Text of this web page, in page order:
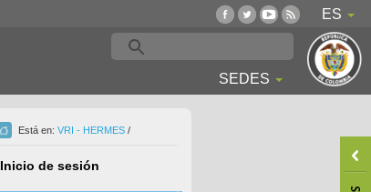
ES
SEDES
Está en: VRI - HERMES /
Inicio de sesión